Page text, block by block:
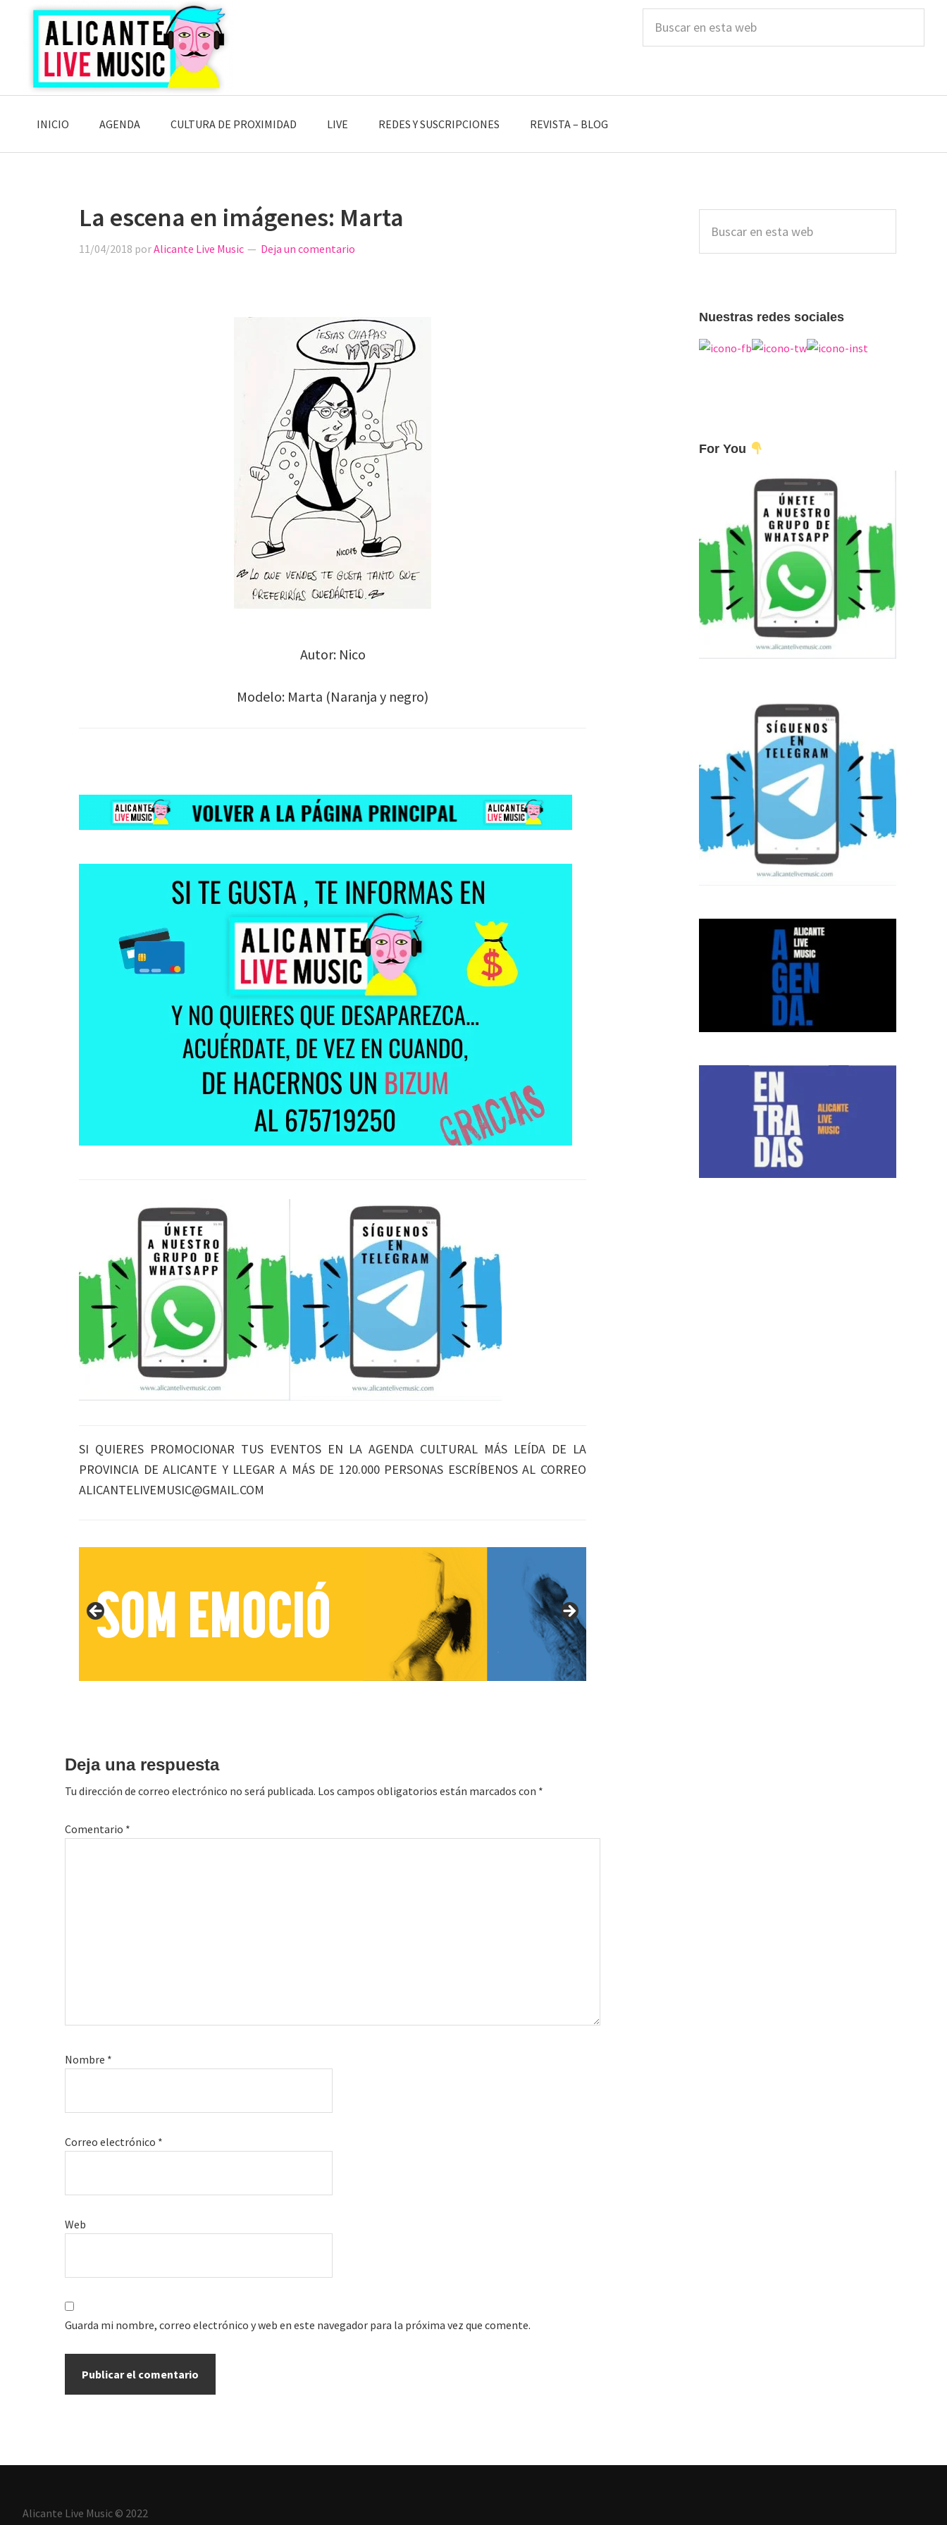
Saltar
navegación
principal
Saltar
contenido
principal
Saltar
lateral
principal
esta
INICIO AGENDA CULTURA DE PROXIMIDAD LIVE REDES Y SUSCRIPCIONES REVISTA – BLOG
La escena en imágenes: Marta
11/04/2018 porAlicante Live Music Deja un comentario
Autor: Nico
Modelo: Marta (Naranja y negro)
SI QUIERES PROMOCIONAR TUS EVENTOS EN LA AGENDA CULTURAL MÁS LEÍDA DE LA
PROVINCIA DE ALICANTE Y LLEGAR A MÁS DE 120.000 PERSONAS ESCRÍBENOS AL CORREO
ALICANTELIVEMUSIC@GMAIL.COM
lectores
Deja una respuesta
Tu dirección de correo electrónico no será publicada. Los campos obligatorios están marcados con *
Comentario *
Nombre *
Correo electrónico *
Web
Guarda mi nombre, correo electrónico y web en este navegador para la próxima vez que comente.
lateral
principal
esta
Nuestras redes sociales
For You
Alicante Live Music © 2022